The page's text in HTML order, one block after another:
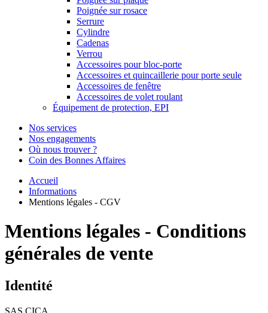
Poignée sur rosace
Serrure
Cylindre
Cadenas
Verrou
Accessoires pour bloc-porte
Accessoires et quincaillerie pour porte seule
Accessoires de fenêtre
Accessoires de volet roulant
Équipement de protection, EPI
Nos services
Nos engagements
Où nous trouver ?
Coin des Bonnes Affaires
Accueil
Informations
Mentions légales - CGV
Mentions légales - Conditions
générales de vente
Identité
SAS CICA